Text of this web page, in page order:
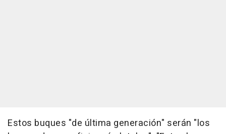
Estos buques "de última generación" serán "los